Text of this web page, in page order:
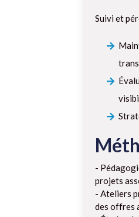
Suivi et
-
projets
- Ateliers
des offres